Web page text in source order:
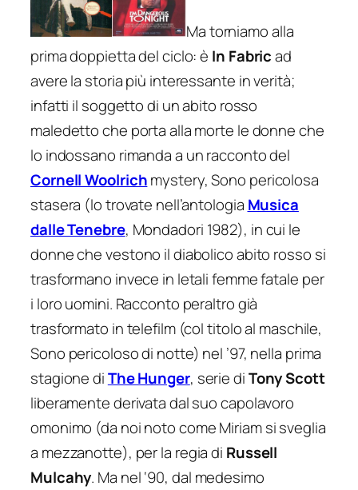
Ma torniamo alla
prima doppietta del ciclo: è In Fabricad
avere la storia più interessante in verità;
infatti il soggetto di un abito rosso
maledetto che porta alla morte le donne che
lo indossano rimanda a un racconto del
Cornell Woolrichmystery, Sono pericolosa
stasera (lo trovate nell’antologia Musica
dalle Tenebre, Mondadori 1982), in cui le
donne che vestono il diabolico abito rosso si
trasformano invece in letali femme fatale per
i loro uomini. Racconto peraltro già
trasformato in telefilm (col titolo al maschile,
Sono pericoloso di notte) nel ’97, nella prima
stagione diThe Hunger, serie diTony Scott
liberamente derivata dal suo capolavoro
omonimo (da noi noto comeMiriam si sveglia
a mezzanotte), per la regia di Russell
Mulcahy. Ma nel ‘90, dal medesimo